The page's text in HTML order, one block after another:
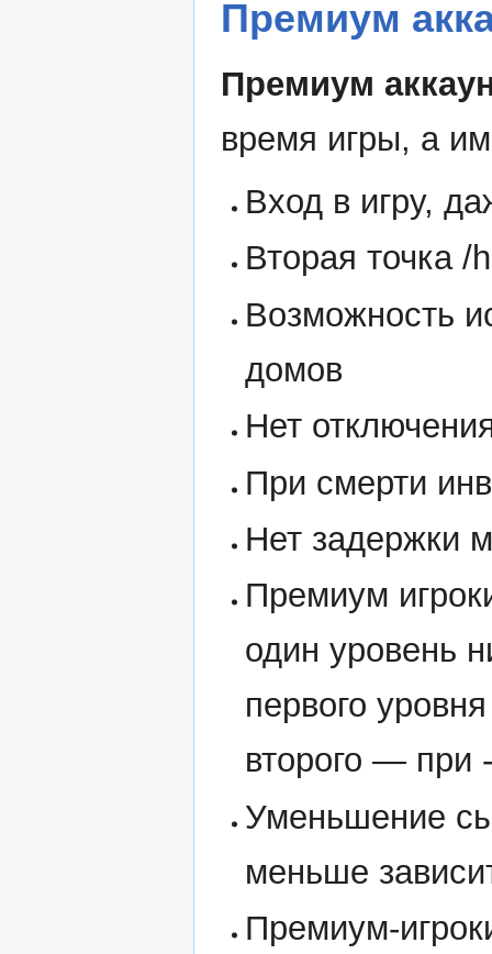
Премиум
Премиум
время игры, а
Вход в игру,
Вторая точка /
Возможность
домов
Нет
При смерти
Нет задержки
Премиум
один уровень
первого
второго — при
Уменьшение
меньше
Премиум-